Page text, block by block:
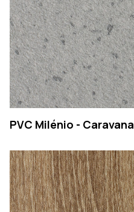
PVC Milénio - Caravana